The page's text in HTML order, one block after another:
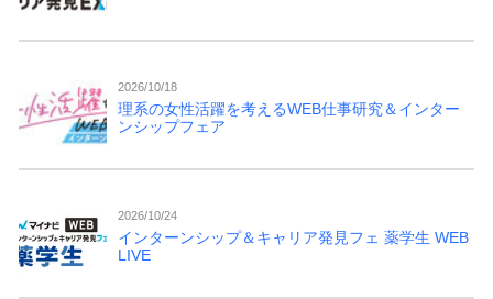
2026/10/18
理系の女性活躍を考えるWEB仕事研究＆インター
ンシップフェア
2026/10/24
インターンシップ＆キャリア発見フェ 薬学生 WEB
LIVE